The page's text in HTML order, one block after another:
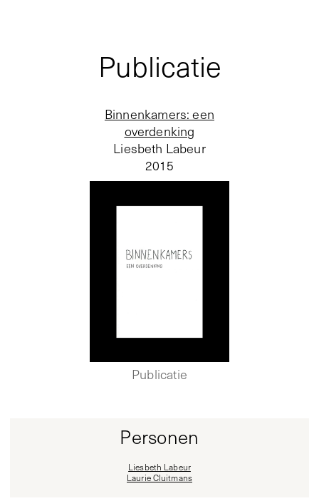
Publicatie
Binnenkamers: een
overdenking
Liesbeth Labeur
2015
Publicatie
Personen
Liesbeth Labeur
Laurie Cluitmans